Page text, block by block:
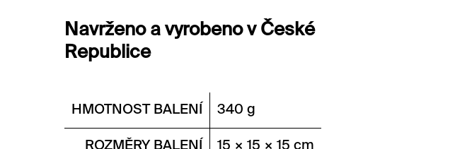
Navrženo a vyrobeno v České
Republice
HMOTNOST BALENÍ 340 g
ROZMĚRY BALENÍ 15 × 15 × 15 cm